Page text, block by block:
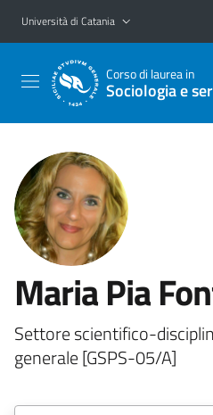
Vai al contenuto principale
Vai al menu di navigazione
Università di Catania
Corso di laurea in
Sociologia e
Maria Pia
Settore scientifico-
generale [GSPS-05/A]